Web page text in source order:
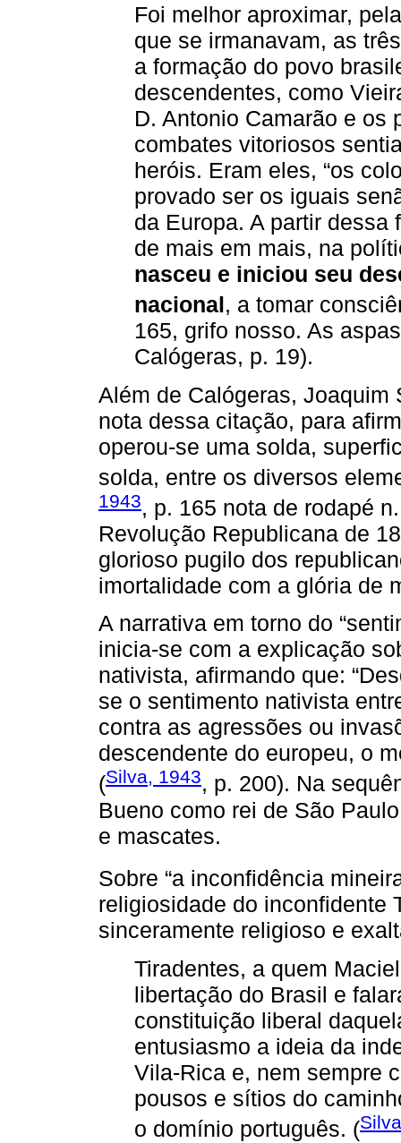
Foi melhor aproximar,
que se irmanavam, as
a formação do povo
descendentes, como
D. Antonio Camarão e os
combates vitoriosos
heróis. Eram eles, “os
provado ser os iguais
da Europa. A partir dessa
de mais em mais, na
nasceu e iniciou seu
nacional, a tomar
165, grifo nosso. As
Calógeras, p. 19).
Além de Calógeras, Joaquim
nota dessa citação, para
operou-se uma solda,
solda, entre os diversos
1943, p. 165 nota de rodapé
Revolução Republicana de
glorioso pugilo dos
imortalidade com a glória de
A narrativa em torno do
inicia-se com a explicação
nativista, afirmando que:
se o sentimento nativista
contra as agressões ou
descendente do europeu, o
(Silva, 1943, p. 200). Na
Bueno como rei de São
e mascates.
Sobre “a inconfidência
religiosidade do inconfidente
sinceramente religioso e
Tiradentes, a quem
libertação do Brasil e
constituição liberal
entusiasmo a ideia da
Vila-Rica e, nem sempre
pousos e sítios do
o domínio português. (